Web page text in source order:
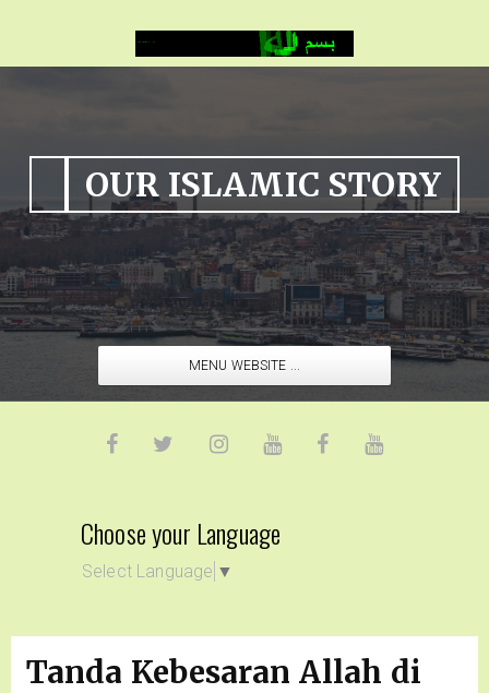
OUR ISLAMIC STORY
MENU WEBSITE ...
Choose your Language
Select Language ▼
Tanda Kebesaran Allah di